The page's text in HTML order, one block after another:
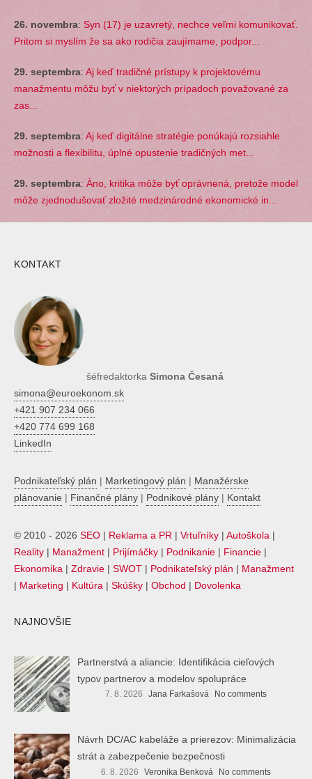
26. novembra: Syn (17) je uzavretý, nechce veľmi komunikovať.
Pritom si myslím že sa ako rodičia zaujímame, podpor...
29. septembra: Aj keď tradičné prístupy k projektovému
manažmentu môžu byť v niektorých prípadoch považované za
zas...
29. septembra: Aj keď digitálne stratégie ponúkajú rozsiahle
možnosti a flexibilitu, úplné opustenie tradičných met...
29. septembra: Áno, kritika môže byť oprávnená, pretože model
môže zjednodušovať zložité medzinárodné ekonomické in...
KONTAKT
šéfredaktorka Simona Česaná
simona@euroekonom.sk
+421 907 234 066
+420 774 699 168
LinkedIn
Podnikateľský plán | Marketingový plán | Manažérske
plánovanie | Finančné plány | Podnikové plány | Kontakt
© 2010 - 2026 SEO | Reklama a PR | Vrtuľníky | Autoškola |
Reality | Manažment | Prijímáčky | Podnikanie | Financie |
Ekonomika | Zdravie | SWOT | Podnikateľský plán | Manažment
| Marketing | Kultúra | Skúšky | Obchod | Dovolenka
NAJNOVŠIE
Partnerstvá a aliancie: Identifikácia cieľových
typov partnerov a modelov spolupráce
7. 8. 2026 Jana Farkašová No comments
Návrh DC/AC kabeláže a prierezov: Minimalizácia
strát a zabezpečenie bezpečnosti
6. 8. 2026 Veronika Benková No comments